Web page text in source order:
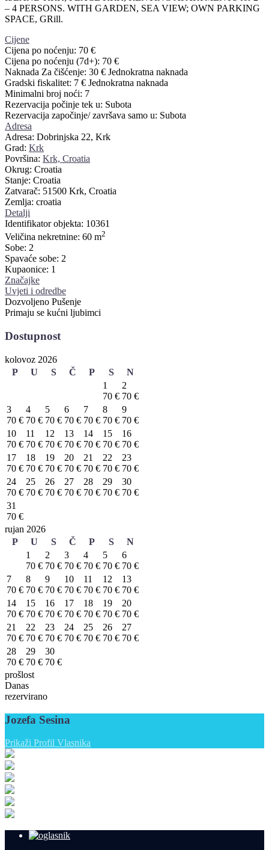
– 4 PERSONS. WITH GARDEN, SEA VIEW; OWN PARKING
SPACE, GRill.
Cijene
Cijena po noćenju: 70 €
Cijena po noćenju (7d+): 70 €
Naknada Za čišćenje: 30 € Jednokratna naknada
Gradski fiskalitet: 7 € Jednokratna naknada
Minimalni broj noći: 7
Rezervacija počinje tek u: Subota
Rezervacija započinje/ završava samo u: Subota
Adresa
Adresa: Dobrinjska 22, Krk
Grad: Krk
Površina: Krk, Croatia
Okrug: Croatia
Stanje: Croatia
Zatvarač: 51500 Krk, Croatia
Zemlja: croatia
Detalji
Identifikator objekta: 10361
Veličina nekretnine: 60 m2
Sobe: 2
Spavaće sobe: 2
Kupaonice: 1
Značajke
Uvjeti i odredbe
Dozvoljeno Pušenje
Primaju se kućni ljubimci
Dostupnost
kolovoz 2026
P
U S Č P S
N
1
70 €
2
70 €
3
70 €
4
70 €
5
70 €
6
70 €
7
70 €
8
70 €
9
70 €
10
70 €
11
70 €
12
70 €
13
70 €
14
70 €
15
70 €
16
70 €
17
70 €
18
70 €
19
70 €
20
70 €
21
70 €
22
70 €
23
70 €
24
70 €
25
70 €
26
70 €
27
70 €
28
70 €
29
70 €
30
70 €
31
70 €
rujan 2026
P
U S Č P S
N
1
70 €
2
70 €
3
70 €
4
70 €
5
70 €
6
70 €
7
70 €
8
70 €
9
70 €
10
70 €
11
70 €
12
70 €
13
70 €
14
70 €
15
70 €
16
70 €
17
70 €
18
70 €
19
70 €
20
70 €
21
70 €
22
70 €
23
70 €
24
70 €
25
70 €
26
70 €
27
70 €
28
70 €
29
70 €
30
70 €
prošlost
Danas
rezervirano
Jozefa Sesina
Prikaži Profil Vlasnika